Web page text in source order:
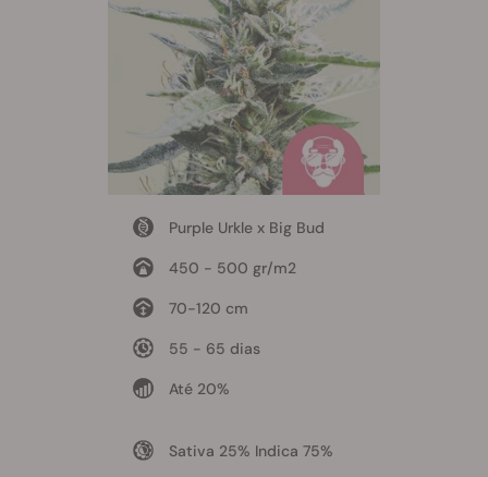
Purple Urkle x Big Bud
450 - 500 gr/m2
70-120 cm
55 - 65 dias
Até 20%
Sativa 25% Indica 75%